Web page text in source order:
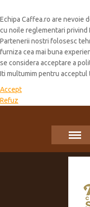
Echipa Caffea.ro are nevoie
cu noile reglementari privind
Partenerii nostri folosesc
furniza cea mai buna
se considera acceptare a
Iti multumim pentru acceptul
Accept
Refuz